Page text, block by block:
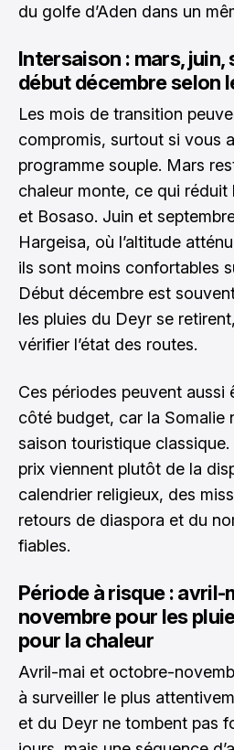
du golfe d’Aden dans un
Intersaison : mars, juin,
début décembre selon
Les mois de transition
compromis, surtout si vous
programme souple. Mars
chaleur monte, ce qui réduit
et Bosaso. Juin et
Hargeisa, où l’altitude
ils sont moins confortables
Début décembre est
les pluies du Deyr se
vérifier l’état des routes.
Ces périodes peuvent aussi
côté budget, car la Somalie
saison touristique
prix viennent plutôt de la
calendrier religieux, des
retours de diaspora et du
fiables.
Période à risque :
novembre pour les
pour la chaleur
Avril-mai et octobre-
à surveiller le plus
et du Deyr ne tombent pas